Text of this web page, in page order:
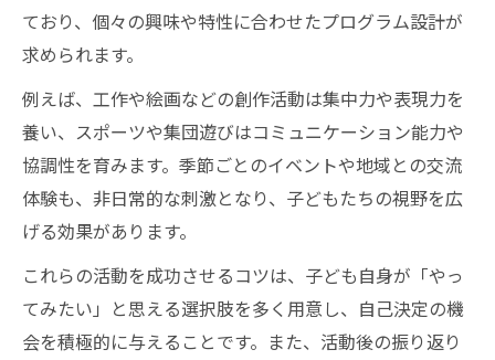
ており、個々の興味や特性に合わせたプログラム設計が
求められます。
例えば、工作や絵画などの創作活動は集中力や表現力を
養い、スポーツや集団遊びはコミュニケーション能力や
協調性を育みます。季節ごとのイベントや地域との交流
体験も、非日常的な刺激となり、子どもたちの視野を広
げる効果があります。
これらの活動を成功させるコツは、子ども自身が「やっ
てみたい」と思える選択肢を多く用意し、自己決定の機
会を積極的に与えることです。また、活動後の振り返り